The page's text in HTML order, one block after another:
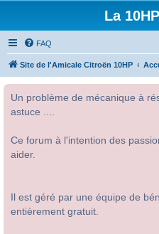
La
FAQ
Site de l'Amicale Citroën 10HP
Un problème de mécanique à
astuce ....
Ce forum à l'intention des
aider.
Il est géré par une équipe de
entièrement gratuit.